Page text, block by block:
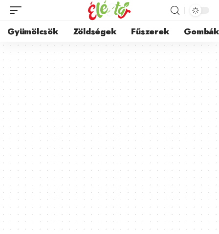
Gyümölcsök Zöldségek Fűszerek Gombák